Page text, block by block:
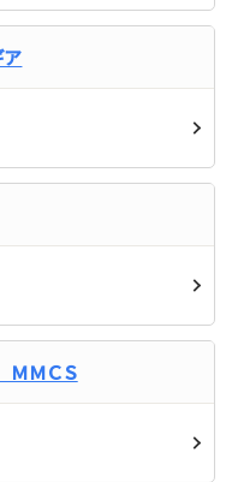
ア
ＭＣＳ